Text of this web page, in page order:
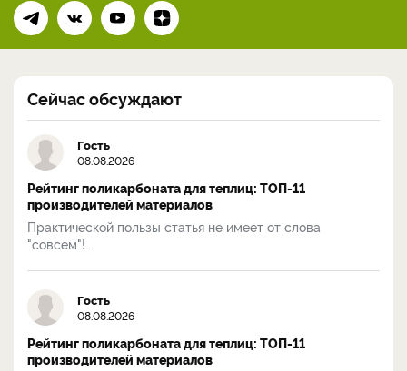
Сейчас обсуждают
Гость
08.08.2026
Рейтинг поликарбоната для теплиц: ТОП-11
производителей материалов
Практической пользы статья не имеет от слова
"совсем"!...
Гость
08.08.2026
Рейтинг поликарбоната для теплиц: ТОП-11
производителей материалов